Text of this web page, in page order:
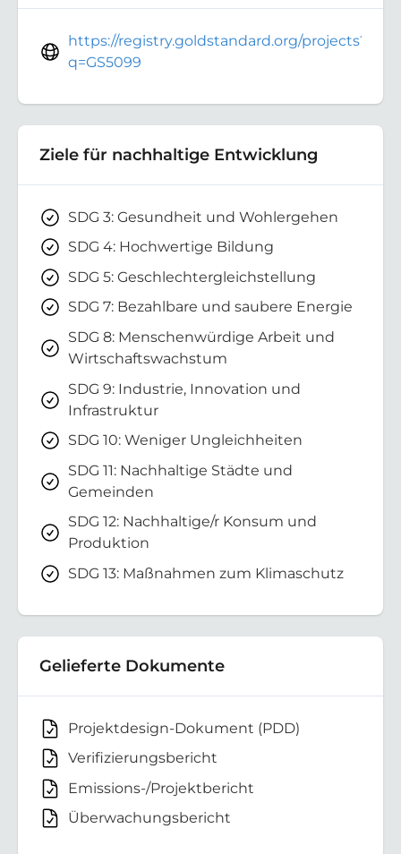
https://registry.goldstandard.org/projects?
q=GS5099
Ziele für nachhaltige Entwicklung
SDG 3: Gesundheit und Wohlergehen
SDG 4: Hochwertige Bildung
SDG 5: Geschlechtergleichstellung
SDG 7: Bezahlbare und saubere Energie
SDG 8: Menschenwürdige Arbeit und
Wirtschaftswachstum
SDG 9: Industrie, Innovation und
Infrastruktur
SDG 10: Weniger Ungleichheiten
SDG 11: Nachhaltige Städte und
Gemeinden
SDG 12: Nachhaltige/r Konsum und
Produktion
SDG 13: Maßnahmen zum Klimaschutz
Gelieferte Dokumente
Projektdesign-Dokument (PDD)
Verifizierungsbericht
Emissions-/Projektbericht
Überwachungsbericht